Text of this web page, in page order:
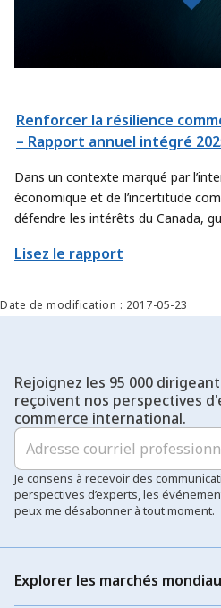
Renforcer la résilience
– Rapport annuel intégré
Dans un contexte marqué par
économique et de l’incertitude
défendre les intérêts du Canada,
encore davantage à l’atteinte des
exportateurs et les secteurs
plus grande échelle et à percer de
Lisez le rapport
Date de modification : 2017-05-23
Rejoignez les 95 000
reçoivent nos perspectives
commerce international.
Je consens à recevoir des
perspectives d’experts, les
peux me désabonner à tout moment.
Explorer les marchés